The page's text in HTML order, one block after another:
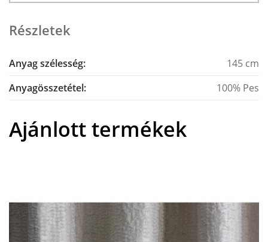
Részletek
Anyag szélesség:
145 cm
Anyagösszetétel:
100% Pes
Ajánlott termékek